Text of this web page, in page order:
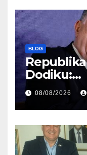
BLOG
Dodiku:
kultura
08/08/2026